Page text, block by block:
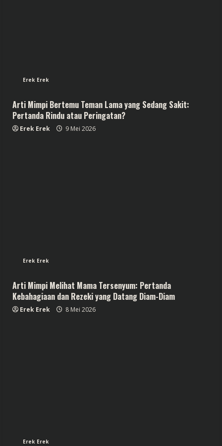
Erek Erek
Arti Mimpi Bertemu Teman Lama yang Sedang Sakit:
Pertanda Rindu atau Peringatan?
Erek Erek 9 Mei 2026
Erek Erek
Arti Mimpi Melihat Mama Tersenyum: Pertanda
Kebahagiaan dan Rezeki yang Datang Diam-Diam
Erek Erek 8 Mei 2026
Erek Erek